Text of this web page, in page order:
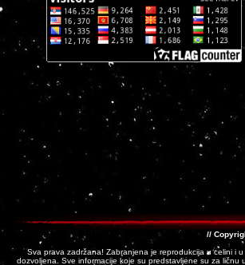
//
Sva prava zadržana! Zabranjena je reprodukcija u celini i
dozvoljena. Sve informacije koje su predstavljene su za